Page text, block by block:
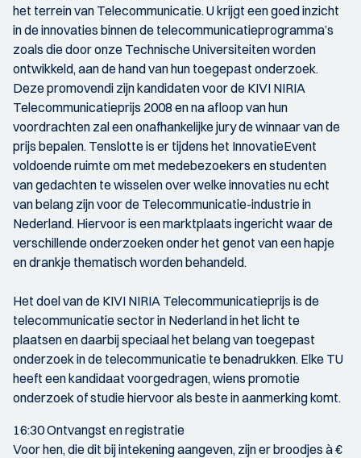
het terrein van Telecommunicatie. U krijgt een goed inzicht
in de innovaties binnen de telecommunicatieprogramma’s
zoals die door onze Technische Universiteiten worden
ontwikkeld, aan de hand van hun toegepast onderzoek.
Deze promovendi zijn kandidaten voor de KIVI NIRIA
Telecommunicatieprijs 2008 en na afloop van hun
voordrachten zal een onafhankelijke jury de winnaar van de
prijs bepalen. Tenslotte is er tijdens het InnovatieEvent
voldoende ruimte om met medebezoekers en studenten
van gedachten te wisselen over welke innovaties nu echt
van belang zijn voor de Telecommunicatie-industrie in
Nederland. Hiervoor is een marktplaats ingericht waar de
verschillende onderzoeken onder het genot van een hapje
en drankje thematisch worden behandeld.
Het doel van de KIVI NIRIA Telecommunicatieprijs is de
telecommunicatie sector in Nederland in het licht te
plaatsen en daarbij speciaal het belang van toegepast
onderzoek in de telecommunicatie te benadrukken. Elke TU
heeft een kandidaat voorgedragen, wiens promotie
onderzoek of studie hiervoor als beste in aanmerking komt.
16:30 Ontvangst en registratie
Voor hen, die dit bij intekening aangeven, zijn er broodjes à €